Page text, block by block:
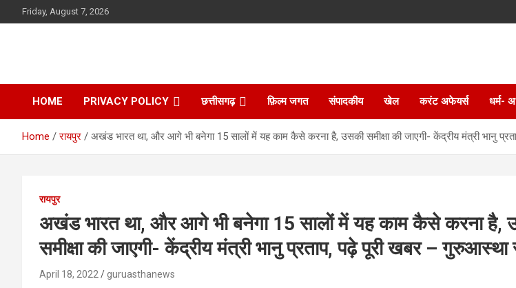
to
Friday, August 7, 2026
HOME PRIVACY POLICY छत्तीसगढ़ फ़िल्म जगत संपादकीय खेल करंट अफेयर्स धर्म-
Home रायपुर अखंड भारत था, और आगे भी बनेगा 15 सालों में यह काम कैसे करना है, उसकी समीक्षा की जाएगी- केंद्रीय मंत्री भानु
रायपुर
अखंड भारत था, और आगे भी बनेगा 15 सालों में यह काम कैसे करना है,
समीक्षा की जाएगी- केंद्रीय मंत्री भानु प्रताप, पढ़े पूरी खबर – गुरुआस्था
April 18, 2022 guruasthanews